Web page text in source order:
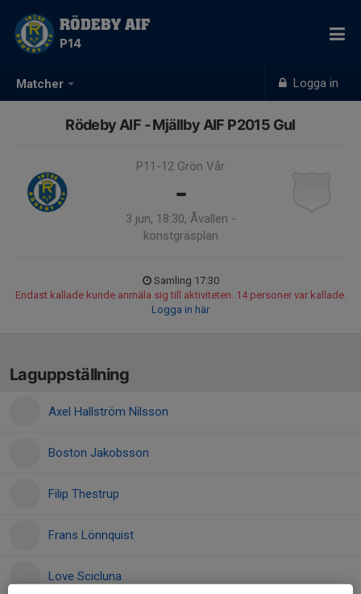
Matcher Logga in
RÖDEBY AIF
P14
Rödeby AIF - Mjällby AIF P2015 Gul
P11-12 Grön Vår
-
3 jun, 18:30, Åvallen -
konstgräsplan
Samling 17:30
Endast kallade kunde anmäla sig till aktiviteten. 14 personer var kallade.
Logga in här
Laguppställning
Axel Hallström Nilsson
Boston Jakobsson
Filip Thestrup
Frans Lönnquist
Love Scicluna